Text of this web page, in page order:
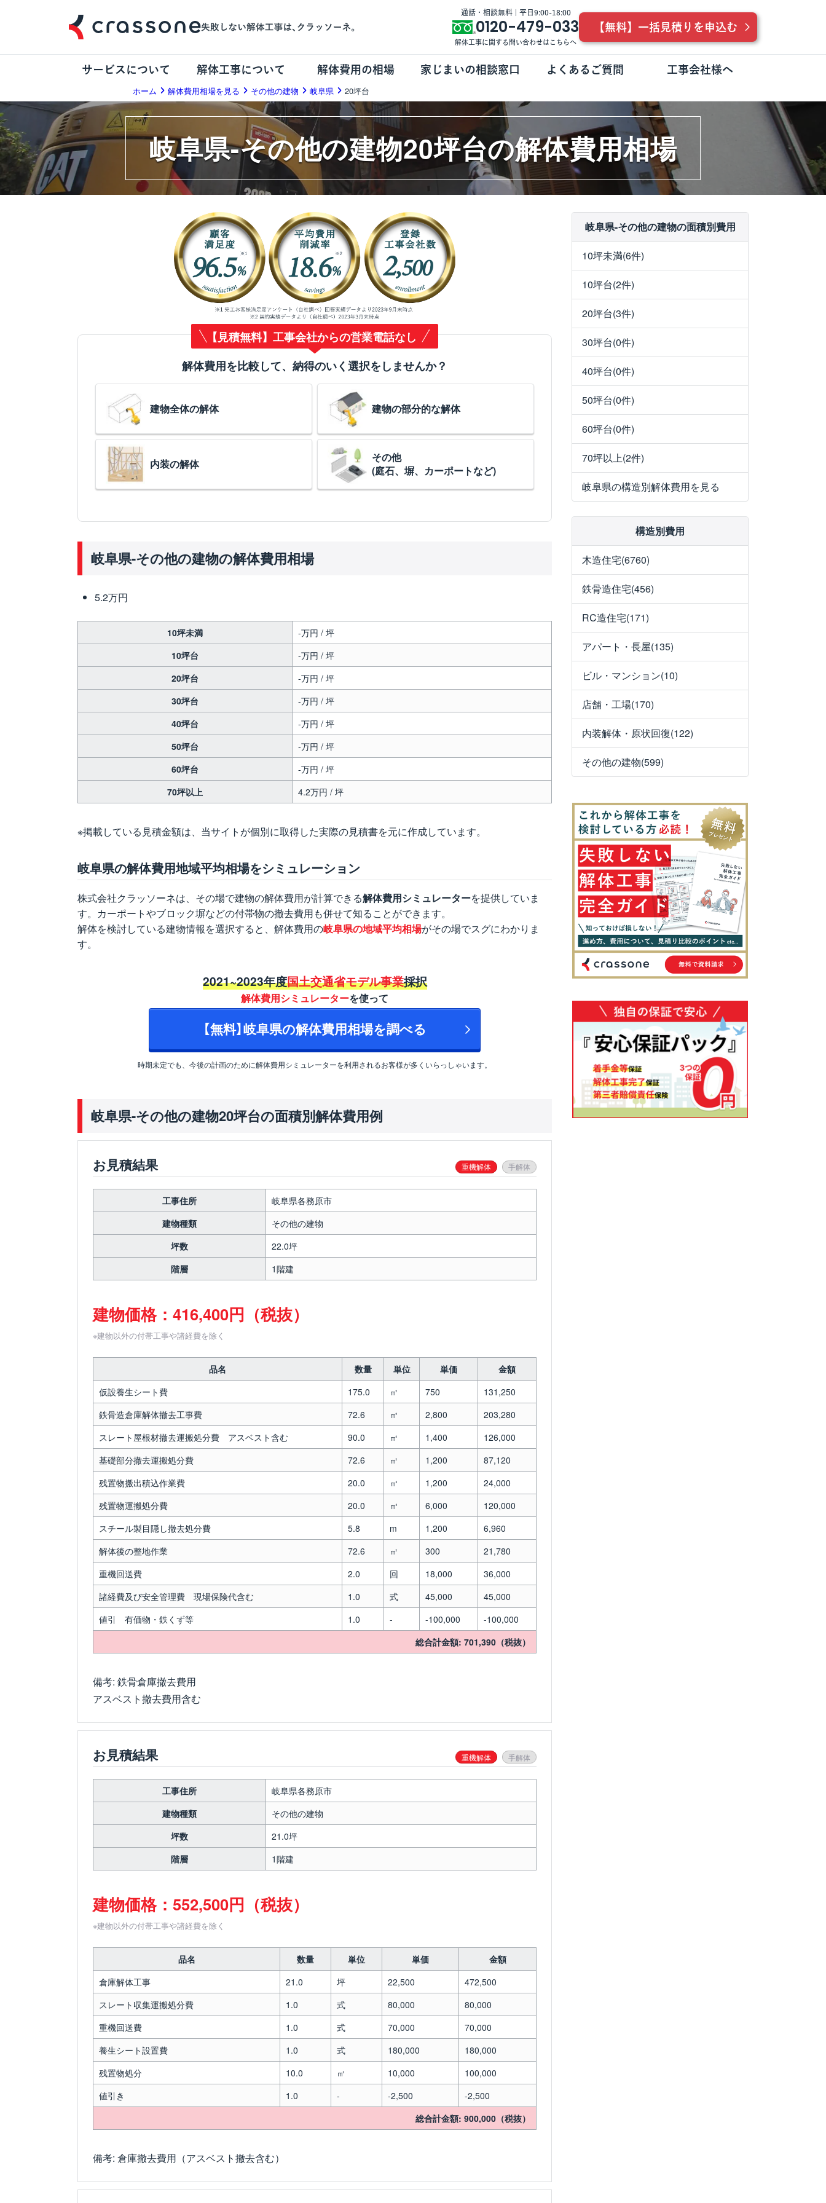
通話・相談無料 | 平日9:00-18:00
0120-479-033
解体工事に関する問い合わせはこちらへ
【無料】一括見積りを申込む
サービスについて 解体工事について 解体費用の相場 家じまいの相談窓口 よくあるご質問 工事会社様へ
ホーム 解体費用相場を見る その他の建物 岐阜県 20坪台
岐阜県-その他の建物20坪台の解体費用相場
【見積無料】工事会社からの営業電話なし
解体費用を比較して、納得のいく選択をしませんか？
建物全体の解体 建物の部分的な解体
内装の解体
その他
(庭石、塀、カーポートなど)
岐阜県-その他の建物の解体費用相場
5.2万円
10坪未満
-万円 / 坪
10坪台
-万円 / 坪
20坪台
-万円 / 坪
30坪台
-万円 / 坪
40坪台
-万円 / 坪
50坪台
-万円 / 坪
60坪台
-万円 / 坪
70坪以上
4.2万円 / 坪
※掲載している見積金額は、当サイトが個別に取得した実際の見積書を元に作成しています。
岐阜県の解体費用地域平均相場をシミュレーション
株式会社クラッソーネは、その場で建物の解体費用が計算できる解体費用シミュレーターを提供していま
す。カーポートやブロック塀などの付帯物の撤去費用も併せて知ることができます。
解体を検討している建物情報を選択すると、解体費用の岐阜県の地域平均相場がその場でスグにわかりま
す。
2021~2023年度国土交通省モデル事業採択
解体費用シミュレーターを使って
【無料】岐阜県の解体費用相場を調べる
時期未定でも、今後の計画のために解体費用シミュレーターを利用されるお客様が多くいらっしゃいます。
岐阜県-その他の建物20坪台の面積別解体費用例
お見積結果 重機解体 手解体
工事住所
岐阜県各務原市
建物種類
その他の建物
坪数
22.0坪
階層
1階建
建物価格：416,400円（税抜）
※建物以外の付帯工事や諸経費を除く
品名 数量 単位 単価
金額
仮設養生シート費
175.0 ㎡ 750
131,250
鉄骨造倉庫解体撤去工事費
72.6 ㎡ 2,800
203,280
スレート屋根材撤去運搬処分費 アスベスト含む
90.0 ㎡ 1,400
126,000
基礎部分撤去運搬処分費
72.6 ㎡ 1,200
87,120
残置物搬出積込作業費
20.0 ㎥ 1,200
24,000
残置物運搬処分費
20.0 ㎥ 6,000
120,000
スチール製目隠し撤去処分費
5.8 m 1,200
6,960
解体後の整地作業
72.6 ㎡ 300
21,780
重機回送費
2.0 回 18,000
36,000
諸経費及び安全管理費 現場保険代含む
1.0 式 45,000
45,000
値引 有価物・鉄くず等
1.0 - -100,000
-100,000
総合計金額: 701,390（税抜）
備考: 鉄骨倉庫撤去費用
アスベスト撤去費用含む
お見積結果 重機解体 手解体
工事住所
岐阜県各務原市
建物種類
その他の建物
坪数
21.0坪
階層
1階建
建物価格：552,500円（税抜）
※建物以外の付帯工事や諸経費を除く
品名 数量 単位 単価
金額
倉庫解体工事
21.0 坪 22,500
472,500
スレート収集運搬処分費
1.0 式 80,000
80,000
重機回送費
1.0 式 70,000
70,000
養生シート設置費
1.0 式 180,000
180,000
残置物処分
10.0 ㎥ 10,000
100,000
値引き
1.0 - -2,500
-2,500
総合計金額: 900,000（税抜）
備考: 倉庫撤去費用（アスベスト撤去含む）
岐阜県-その他の建物の面積別費用
10坪未満(6件)
10坪台(2件)
20坪台(3件)
30坪台(0件)
40坪台(0件)
50坪台(0件)
60坪台(0件)
70坪以上(2件)
岐阜県の構造別解体費用を見る
構造別費用
木造住宅(6760)
鉄骨造住宅(456)
RC造住宅(171)
アパート・長屋(135)
ビル・マンション(10)
店舗・工場(170)
内装解体・原状回復(122)
その他の建物(599)